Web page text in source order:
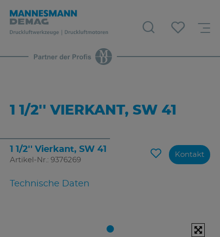
1 1/2'' VIERKANT, SW 41
1 1/2'' Vierkant, SW 41
Artikel-Nr.: 9376269
Technische Daten
Kontakt